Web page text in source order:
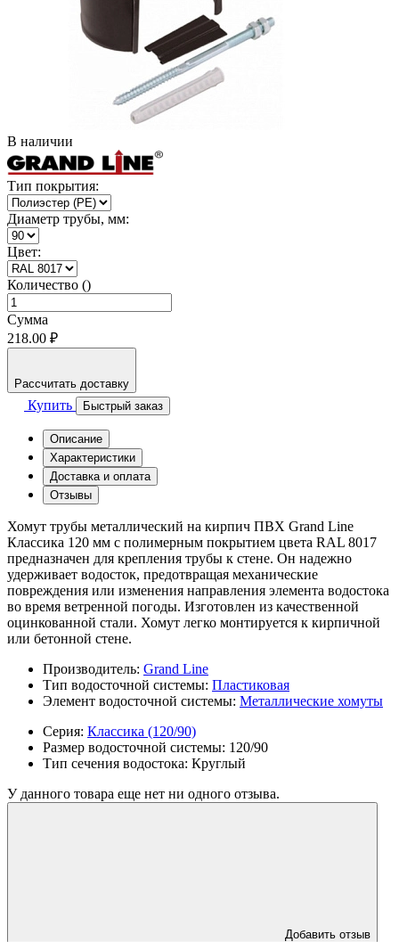
В наличии
Тип покрытия:
Диаметр трубы, мм:
Цвет:
Количество ()
Сумма
218.00 ₽
Рассчитать доставку
Купить Быстрый заказ
Описание
Характеристики
Доставка и оплата
Отзывы
Хомут трубы металлический на кирпич ПВХ Grand Line
Классика 120 мм с полимерным покрытием цвета RAL 8017
предназначен для крепления трубы к стене. Он надежно
удерживает водосток, предотвращая механические
повреждения или изменения направления элемента водостока
во время ветренной погоды. Изготовлен из качественной
оцинкованной стали. Хомут легко монтируется к кирпичной
или бетонной стене.
Производитель: Grand Line
Тип водосточной системы: Пластиковая
Элемент водосточной системы: Металлические хомуты
Серия: Классика (120/90)
Размер водосточной системы: 120/90
Тип сечения водостока: Круглый
У данного товара еще нет ни одного отзыва.
Добавить отзыв